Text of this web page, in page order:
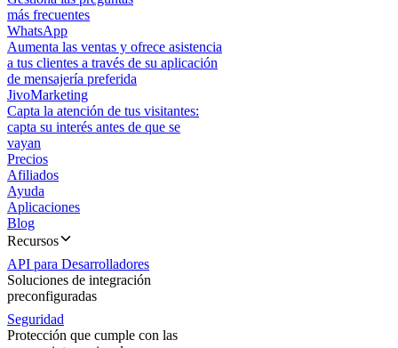
más frecuentes
WhatsApp
Aumenta las ventas y ofrece asistencia
a tus clientes a través de su aplicación
de mensajería preferida
JivoMarketing
Capta la atención de tus visitantes:
capta su interés antes de que se
vayan
Precios
Afiliados
Ayuda
Aplicaciones
Blog
Recursos
API para Desarrolladores
Soluciones de integración
preconfiguradas
Seguridad
Protección que cumple con las